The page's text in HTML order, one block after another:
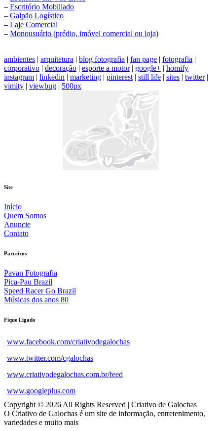
– Escritório Mobiliado
– Galpão Logístico
– Laje Comercial
– Monousuário (prédio, imóvel comercial ou loja)
ambientes | arquitetura | blog fotografia | fan page | fotografia |
corporativo | decoração | esporte a motor| google+ | homify
instagram | linkedin | marketing | pinterest | still life | sites | twitter|
vimity | viewbug | 500px
Site
Início
Quem Somos
Anuncie
Contato
Parceiros
Pavan Fotografia
Pica-Pau Brazil
Speed Racer Go Brazil
Músicas dos anos 80
Fique Ligado
www.facebook.com/criativodegalochas
www.twitter.com/cgalochas
www.criativodegalochas.com.br/feed
www.googleplus.com
Copyright © 2026 All Rights Reserved | Criativo de Galochas
O Criativo de Galochas é um site de informação, entretenimento,
variedades e muito mais